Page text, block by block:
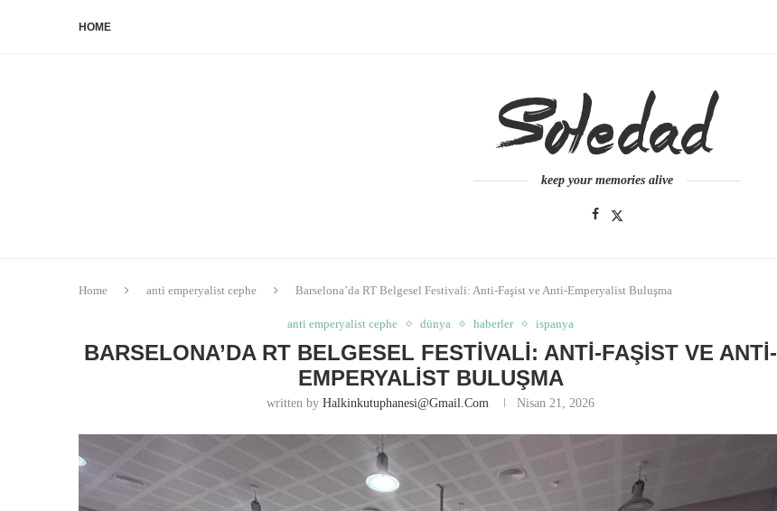
HOME
keep your memories alive
Home anti emperyalist cephe Barselona’da RT Belgesel Festivali: Anti-Faşist ve Anti-Emperyalist Buluşma
anti emperyalist cephe dünya haberler ispanya
BARSELONA’DA RT BELGESEL FESTIVALI: ANTI-FAŞIST VE ANTI-
EMPERYALIST BULUŞMA
written byHalkinkutuphanesi@gmail.com Nisan 21, 2026